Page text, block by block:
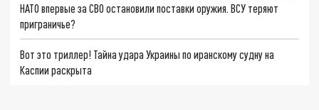
НАТО впервые за СВО остановили поставки оружия. ВСУ теряют
приграничье?
Вот это триллер! Тайна удара Украины по иранскому судну на
Каспии раскрыта